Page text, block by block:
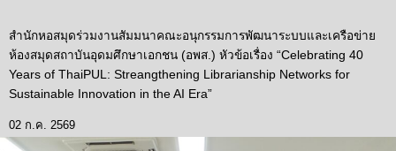
สำนักหอสมุดร่วมงานสัมมนาคณะอนุกรรมการพัฒนาระบบและเครือข่าย
ห้องสมุดสถาบันอุดมศึกษาเอกชน (อพส.) หัวข้อเรื่อง “Celebrating 40
Years of ThaiPUL: Streangthening Librarianship Networks for
Sustainable Innovation in the AI Era”
02 ก.ค. 2569